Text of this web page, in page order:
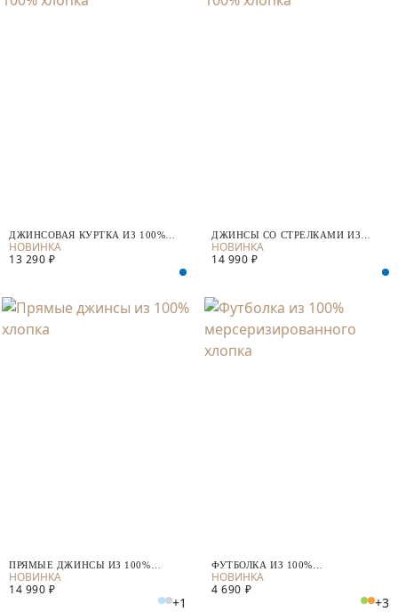
ДЖИНСОВАЯ КУРТКА ИЗ 100%
ХЛОПКА
13 290 ₽
ДЖИНСЫ СО СТРЕЛКАМИ ИЗ
100% ХЛОПКА
14 990 ₽
ПРЯМЫЕ ДЖИНСЫ ИЗ 100%
ХЛОПКА
14 990 ₽
+1
ФУТБОЛКА ИЗ 100%
МЕРСЕРИЗИРОВАННОГО ХЛОПКА
4 690 ₽
+3